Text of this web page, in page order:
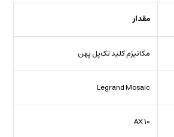
مقدار
مکانیزم کلید تک‌پل پهن
Legrand Mosaic
10 AX